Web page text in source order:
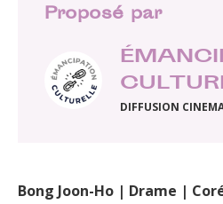
Proposé par
DIFFUSION
Bong Joon-Ho | Drame |